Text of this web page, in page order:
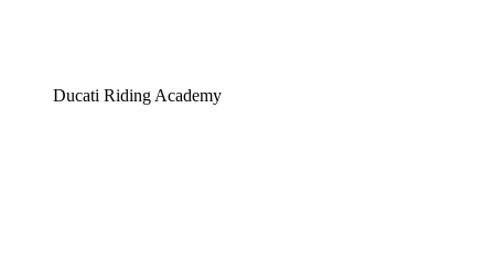
Ducati Riding Academy